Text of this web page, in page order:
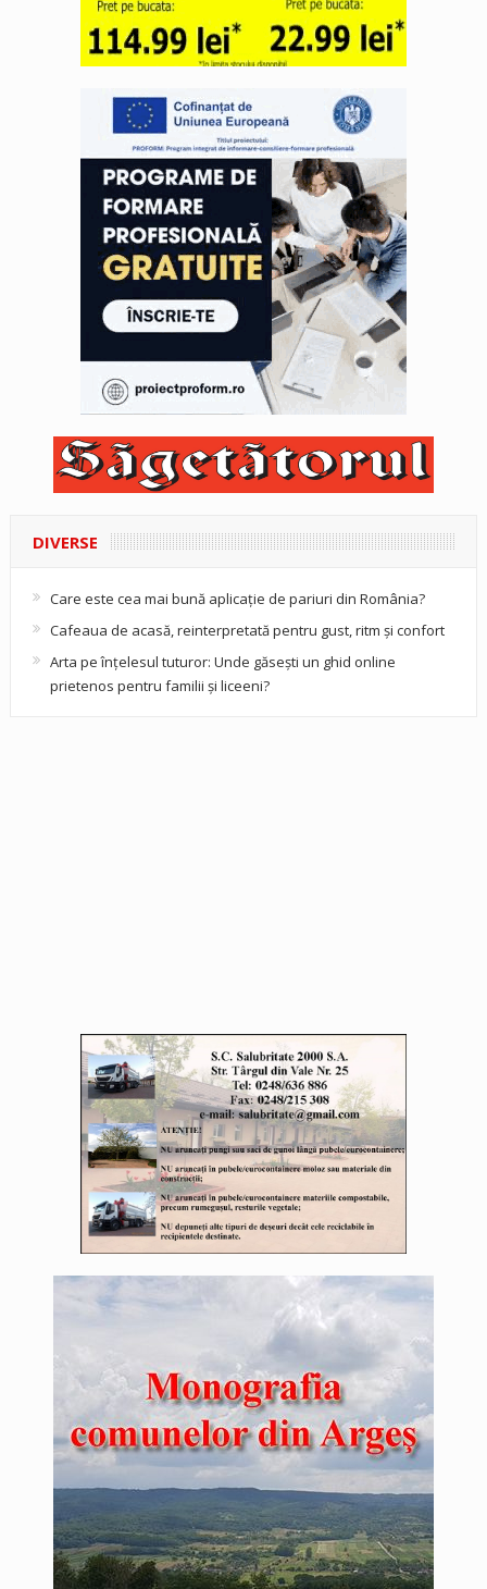
DIVERSE
Care este cea mai bună aplicație de pariuri din România?
Cafeaua de acasă, reinterpretată pentru gust, ritm și confort
Arta pe înțelesul tuturor: Unde găsești un ghid online
prietenos pentru familii și liceeni?